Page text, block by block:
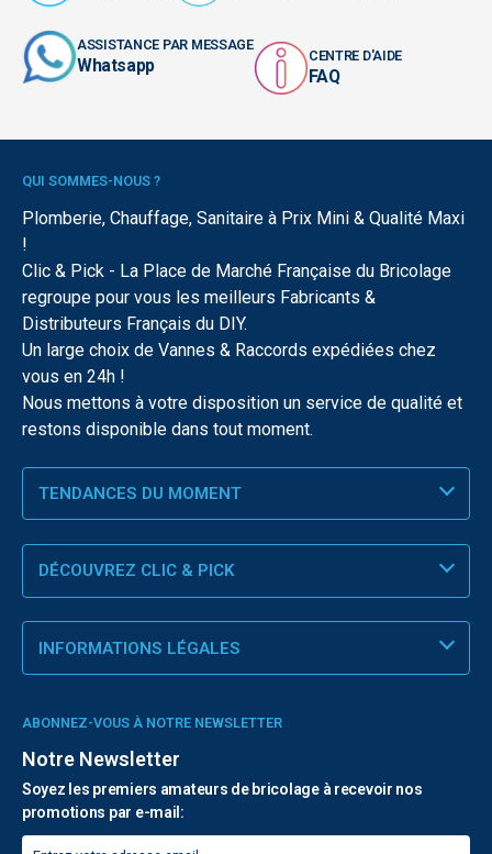
ASSISTANCE PAR MESSAGE
Whatsapp CENTRE D'AIDE
FAQ
QUI SOMMES-NOUS ?
Plomberie, Chauffage, Sanitaire à Prix Mini & Qualité Maxi
!
Clic & Pick - La Place de Marché Française du Bricolage
regroupe pour vous les meilleurs Fabricants &
Distributeurs Français du DIY.
Un large choix de Vannes & Raccords expédiées chez
vous en 24h !
Nous mettons à votre disposition un service de qualité et
restons disponible dans tout moment.
TENDANCES DU MOMENT
DÉCOUVREZ CLIC & PICK
INFORMATIONS LÉGALES
ABONNEZ-VOUS À NOTRE NEWSLETTER
Notre Newsletter
Soyez les premiers amateurs de bricolage à recevoir nos
promotions par e-mail: